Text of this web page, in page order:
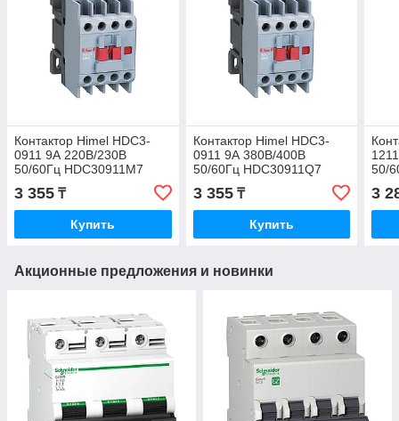
Контактор Himel HDC3-
0911 9А 220В/230В
50/60Гц HDC30911M7
3 355 ₸
Купить
Контактор Himel HDC3-
0911 9А 380В/400В
50/60Гц HDC30911Q7
3 355₸
Купить
50/
3
Акционные предложения и новинки